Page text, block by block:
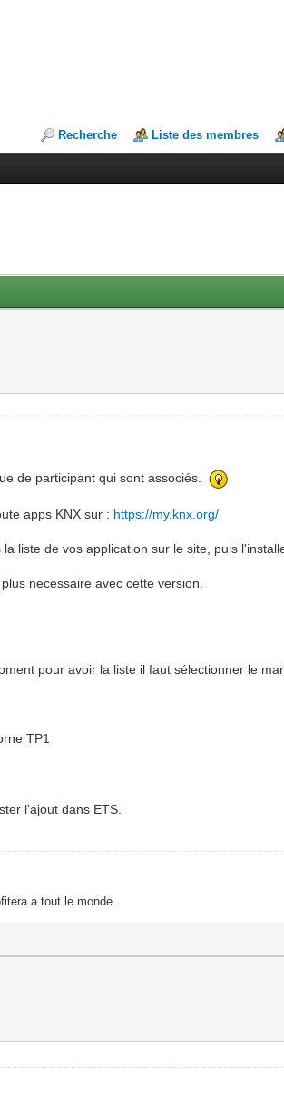
Recherche Liste des membres
de participant qui sont associés.
apps KNX sur : https://my.knx.org/
liste de vos application sur le site, puis
necessaire avec cette version.
pour avoir la liste il faut sélectionner le
TP1
l'ajout dans ETS.
a tout le monde.